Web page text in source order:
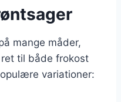
mange måder,
til både frokost
variationer: